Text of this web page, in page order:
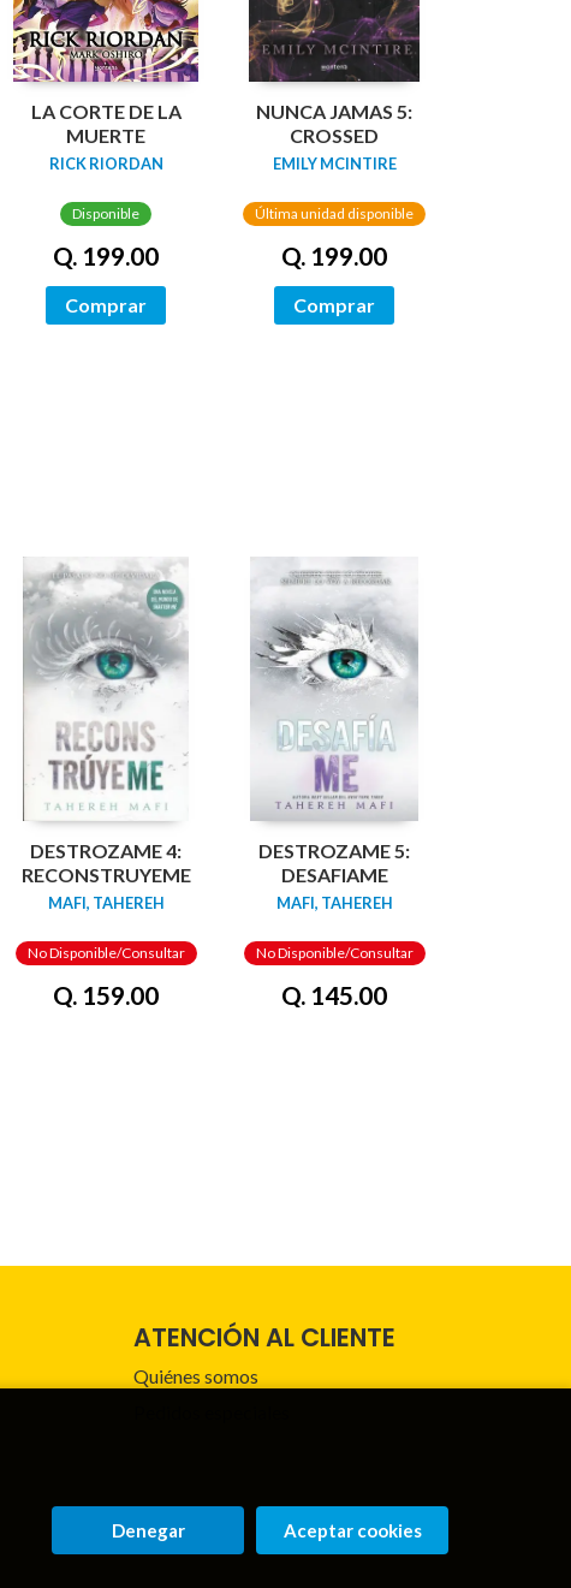
LA CORTE DE LA
MUERTE
RICK RIORDAN
Disponible
Q. 199.00
Comprar
NUNCA JAMAS 5:
CROSSED
EMILY MCINTIRE
Última unidad disponible
Q. 199.00
Comprar
DESTROZAME 4:
RECONSTRUYEME
MAFI, TAHEREH
No Disponible/Consultar
Q. 159.00
DESTROZAME 5:
DESAFIAME
MAFI, TAHEREH
No Disponible/Consultar
Q. 145.00
ATENCIÓN AL CLIENTE
Quiénes somos
Denegar Aceptar cookies